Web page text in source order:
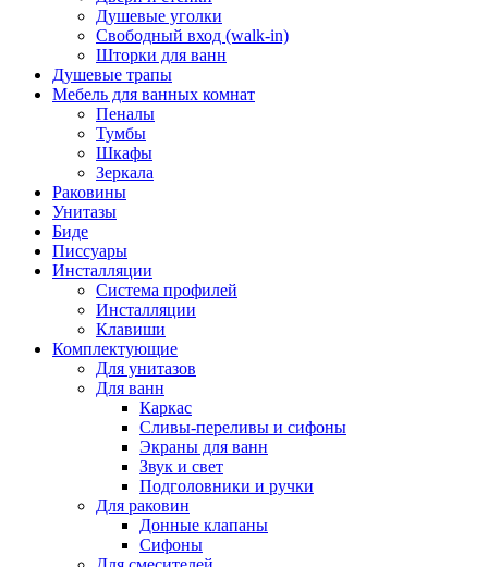
Душевые уголки
Свободный вход (walk-in)
Шторки для ванн
Душевые трапы
Мебель для ванных комнат
Пеналы
Тумбы
Шкафы
Зеркала
Раковины
Унитазы
Биде
Писсуары
Инсталляции
Система профилей
Инсталляции
Клавиши
Комплектующие
Для унитазов
Для ванн
Каркас
Сливы-переливы и сифоны
Экраны для ванн
Звук и свет
Подголовники и ручки
Для раковин
Донные клапаны
Сифоны